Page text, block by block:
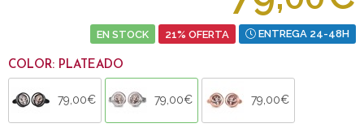
EN STOCK 21% OFERTA ENTREGA 24-48H
COLOR: PLATEADO
79,00€ 79,00€ 79,00€